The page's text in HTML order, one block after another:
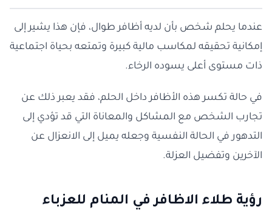
عندما يحلم شخص بأن لديه أظافر طوال، فإن هذا يشير إلى
إمكانية تحقيقه لمكاسب مالية كبيرة وتمتعه بحياة اجتماعية
ذات مستوى أعلى يسوده الرخاء.
في حالة تكسر هذه الأظافر داخل الحلم، فقد يعبر ذلك عن
تجارب الشخص مع المشاكل والمعاناة التي قد تؤدي إلى
التدهور في الحالة النفسية وجعله يميل إلى الانعزال عن
الآخرين وتفضيل العزلة.
رؤية طلاء الاظافر في المنام للعزباء